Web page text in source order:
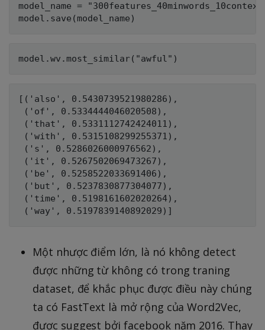
model_name =
[('also', 0.5430739521980286),
('of', 0.5334444046020508),
('that', 0.5331112742424011),
('with', 0.5315108299255371),
('s', 0.5286026000976562),
('it', 0.5267502069473267),
('be', 0.5258522033691406),
('but', 0.5237830877304077),
('time', 0.5198161602020264),
Một nhược điểm lớn, là nó không detect
được những từ không có trong traning
dataset, để khắc phục được điều này chúng
ta có FastText là mở rộng của Word2Vec,
được suggest bởi facebook năm 2016. Thay